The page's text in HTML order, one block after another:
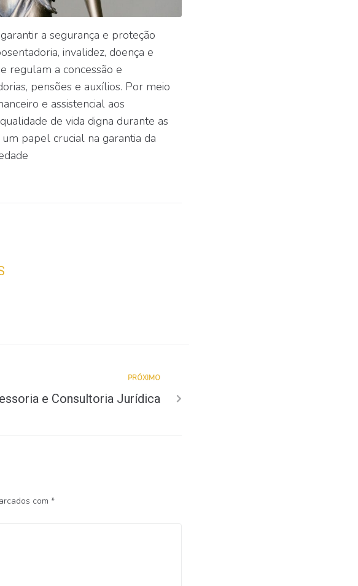
a segurança e proteção
invalidez, doença e
regulam a concessão e
pensões e auxílios. Por meio
e assistencial aos
de vida digna durante as
papel crucial na garantia da
PRÓXIMO
e Consultoria Jurídica
com *